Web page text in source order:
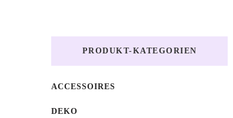
PRODUKT-KATEGORIEN
ACCESSOIRES
DEKO